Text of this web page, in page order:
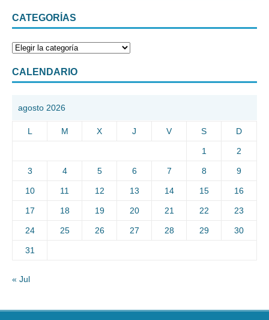
CATEGORÍAS
CALENDARIO
agosto 2026
L M X J V S D
1 2
3 4 5 6 7 8 9
10 11 12 13 14 15 16
17 18 19 20 21 22 23
24 25 26 27 28 29 30
31
« Jul